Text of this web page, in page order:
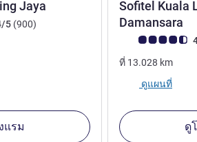
Jaya
กแขก (เรทติ้งบน ALL)
5 (900รีวิว รายการ
)
แรม
Sofitel Kuala
Damansara
คะแนนความคิดเ
ที่ 13.028 km
ดูแผนที่
ดู